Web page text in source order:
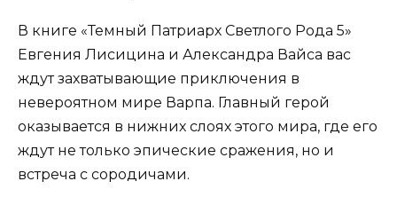
В книге «Темный Патриарх Светлого Рода 5»
Евгения Лисицина и Александра Вайса вас
ждут захватывающие приключения в
невероятном мире Варпа. Главный герой
оказывается в нижних слоях этого мира, где его
ждут не только эпические сражения, но и
встреча с сородичами.